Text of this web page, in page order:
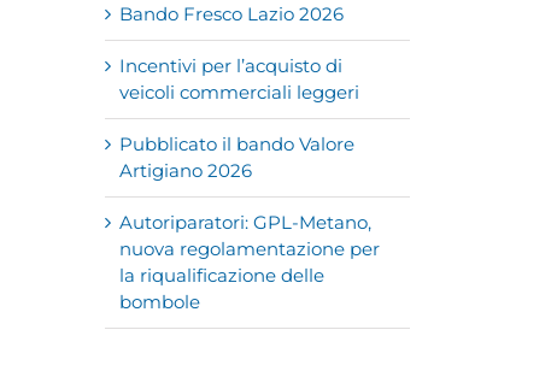
Bando Fresco Lazio 2026
Incentivi per l’acquisto di
veicoli commerciali leggeri
Pubblicato il bando Valore
Artigiano 2026
Autoriparatori: GPL-Metano,
nuova regolamentazione per
la riqualificazione delle
bombole